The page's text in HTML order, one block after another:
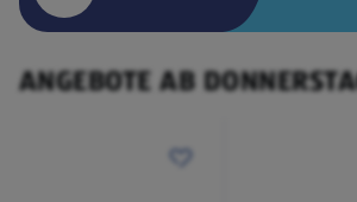
€ 449,00
(öffnet in einem neuen Tab)
ANGEBOTE AB